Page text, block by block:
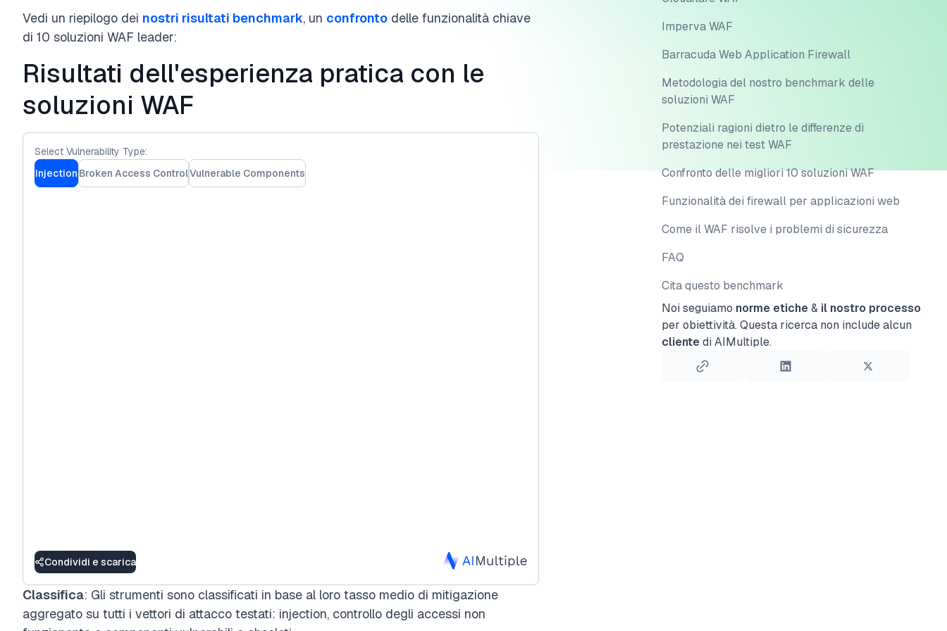
Vedi un riepilogo dei nostri risultati benchmark, un confronto delle funzionalità chiave
di 10 soluzioni WAF leader:
Risultati dell'esperienza pratica con le
soluzioni WAF
Select Vulnerability Type:
Injection Broken Access ControlVulnerable Components
Condividi e scarica
Classifica: Gli strumenti sono classificati in base al loro tasso medio di mitigazione
aggregato su tutti i vettori di attacco testati: injection, controllo degli accessi non
Imperva WAF
Barracuda Web Application Firewall
Metodologia del nostro benchmark delle
soluzioni WAF
Potenziali ragioni dietro le differenze di
prestazione nei test WAF
Confronto delle migliori 10 soluzioni WAF
Funzionalità dei firewall per applicazioni web
Come il WAF risolve i problemi di sicurezza
FAQ
Cita questo benchmark
Noi seguiamo norme etiche & il nostro processo
per obiettività. Questa ricerca non include alcun
cliente di AIMultiple.